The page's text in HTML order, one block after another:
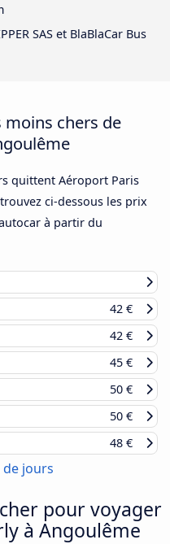
SAS et BlaBlaCar Bus
moins chers de
quittent Aéroport Paris
ci-dessous les prix
à partir du
42 €
42 €
45 €
50 €
50 €
48 €
jours
pour voyager
à Angoulême